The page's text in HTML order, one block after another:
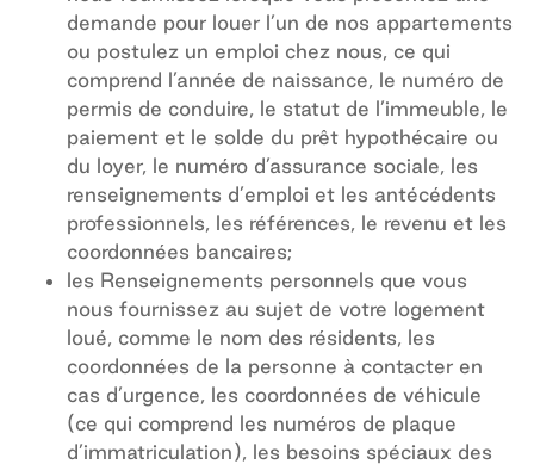
demande pour louer l’un de nos appartements
ou postulez un emploi chez nous, ce qui
comprend l’année de naissance, le numéro de
permis de conduire, le statut de l’immeuble, le
paiement et le solde du prêt hypothécaire ou
du loyer, le numéro d’assurance sociale, les
renseignements d’emploi et les antécédents
professionnels, les références, le revenu et les
coordonnées bancaires;
les Renseignements personnels que vous
nous fournissez au sujet de votre logement
loué, comme le nom des résidents, les
coordonnées de la personne à contacter en
cas d’urgence, les coordonnées de véhicule
(ce qui comprend les numéros de plaque
d’immatriculation), les besoins spéciaux des